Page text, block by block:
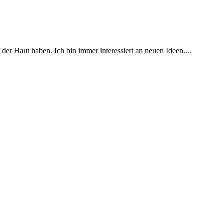
Haut haben. Ich bin immer interessiert an neuen Ideen....